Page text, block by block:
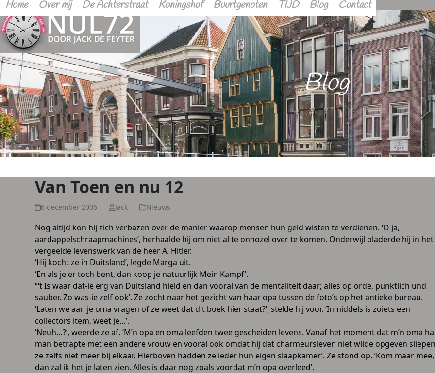
Home Over mij De Achterstraat Koningshof Buurtgenoten TIJD Blog Contact
Blog
Van Toen en nu 12
6 december 2006 Jack Nieuws
Nog altijd kon hij zich verbazen over de manier waarop mensen hun geld wisten te verdienen. ‘O ja,
aardappelschraapmachines’, herhaalde hij om niet al te onnozel over te komen. Onderwijl bladerde hij in het
vergeelde levenswerk van de heer A. Hitler.
‘Hij kocht ze in Duitsland’, legde Marga uit.
‘En als je er toch bent, dan koop je natuurlijk Mein Kampf’.
“‘t Is waar dat-ie erg van Duitsland hield en dan vooral van de mentaliteit daar; alles op orde, punktlich und
sauber. Zo was-ie zelf ook’. Ze zocht naar het gezicht van haar opa tussen de foto’s op het antieke bureau.
‘Laten we aan je oma vragen of ze weet dat dit boek hier staat?’, stelde hij voor. ‘Inmiddels is zoiets een
collectors item, weet je…’.
‘Neuh…?’, weerde ze af. ‘M’n opa en oma leefden twee gescheiden levens. Vanaf het moment dat m’n oma
man betrapte met een andere vrouw en vooral ook omdat hij dat charmeursleven niet wilde opgeven sliepen
ze zelfs niet meer bij elkaar. Hierboven hadden ze ieder hun eigen slaapkamer’. Ze stond op. ‘Kom maar mee,
dan zal ik het je laten zien. Alles is daar nog zoals voordat m’n opa overleed’.